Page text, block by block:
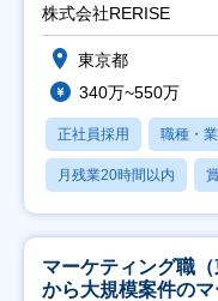
株式会社RERISE
東京都
340万~550万
正社員採用 職種・
月残業20時間以内
マーケティング職
から大規模案件の